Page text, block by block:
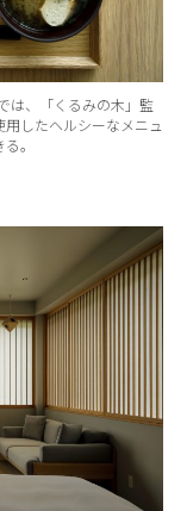
は、「くるみの木」監
したヘルシーなメニュ
。